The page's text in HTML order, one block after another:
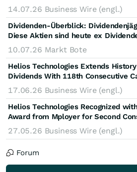
14.07.26 Business Wire (engl.)
Dividenden-Überblick:
Diese Aktien sind heute ex
10.07.26 Markt Bote
Helios Technologies Extends
Dividends With 118th Consecutive
17.06.26 Business Wire (engl.)
Helios Technologies Recognized
Award from Mployer for Second
27.05.26 Business Wire (engl.)
Forum